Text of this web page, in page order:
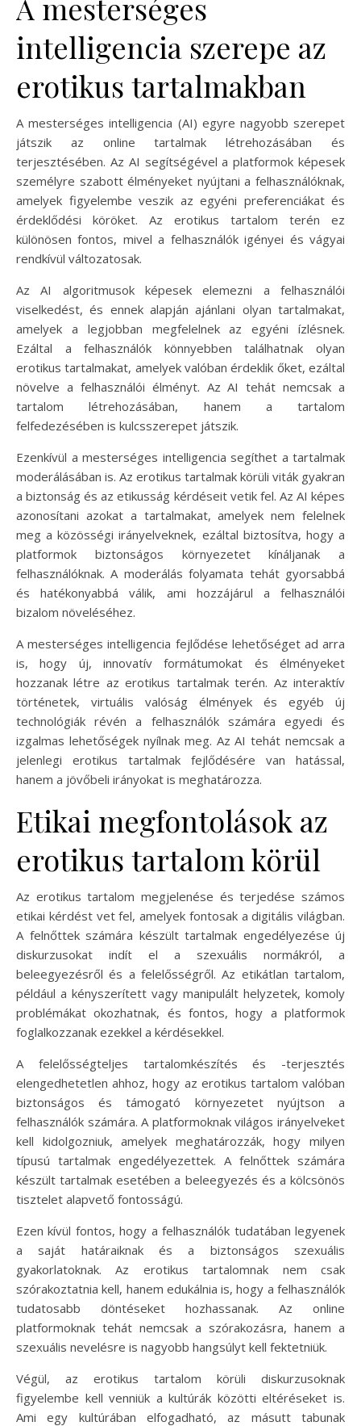
A mesterséges
intelligencia szerepe az
erotikus tartalmakban
A mesterséges intelligencia (AI) egyre nagyobb szerepet
játszik az online tartalmak létrehozásában és
terjesztésében. Az AI segítségével a platformok képesek
személyre szabott élményeket nyújtani a felhasználóknak,
amelyek figyelembe veszik az egyéni preferenciákat és
érdeklődési köröket. Az erotikus tartalom terén ez
különösen fontos, mivel a felhasználók igényei és vágyai
rendkívül változatosak.
Az AI algoritmusok képesek elemezni a felhasználói
viselkedést, és ennek alapján ajánlani olyan tartalmakat,
amelyek a legjobban megfelelnek az egyéni ízlésnek.
Ezáltal a felhasználók könnyebben találhatnak olyan
erotikus tartalmakat, amelyek valóban érdeklik őket, ezáltal
növelve a felhasználói élményt. Az AI tehát nemcsak a
tartalom létrehozásában, hanem a tartalom
felfedezésében is kulcsszerepet játszik.
Ezenkívül a mesterséges intelligencia segíthet a tartalmak
moderálásában is. Az erotikus tartalmak körüli viták gyakran
a biztonság és az etikusság kérdéseit vetik fel. Az AI képes
azonosítani azokat a tartalmakat, amelyek nem felelnek
meg a közösségi irányelveknek, ezáltal biztosítva, hogy a
platformok biztonságos környezetet kínáljanak a
felhasználóknak. A moderálás folyamata tehát gyorsabbá
és hatékonyabbá válik, ami hozzájárul a felhasználói
bizalom növeléséhez.
A mesterséges intelligencia fejlődése lehetőséget ad arra
is, hogy új, innovatív formátumokat és élményeket
hozzanak létre az erotikus tartalmak terén. Az interaktív
történetek, virtuális valóság élmények és egyéb új
technológiák révén a felhasználók számára egyedi és
izgalmas lehetőségek nyílnak meg. Az AI tehát nemcsak a
jelenlegi erotikus tartalmak fejlődésére van hatással,
hanem a jövőbeli irányokat is meghatározza.
Etikai megfontolások az
erotikus tartalom körül
Az erotikus tartalom megjelenése és terjedése számos
etikai kérdést vet fel, amelyek fontosak a digitális világban.
A felnőttek számára készült tartalmak engedélyezése új
diskurzusokat indít el a szexuális normákról, a
beleegyezésről és a felelősségről. Az etikátlan tartalom,
például a kényszerített vagy manipulált helyzetek, komoly
problémákat okozhatnak, és fontos, hogy a platformok
foglalkozzanak ezekkel a kérdésekkel.
A felelősségteljes tartalomkészítés és -terjesztés
elengedhetetlen ahhoz, hogy az erotikus tartalom valóban
biztonságos és támogató környezetet nyújtson a
felhasználók számára. A platformoknak világos irányelveket
kell kidolgozniuk, amelyek meghatározzák, hogy milyen
típusú tartalmak engedélyezettek. A felnőttek számára
készült tartalmak esetében a beleegyezés és a kölcsönös
tisztelet alapvető fontosságú.
Ezen kívül fontos, hogy a felhasználók tudatában legyenek
a saját határaiknak és a biztonságos szexuális
gyakorlatoknak. Az erotikus tartalomnak nem csak
szórakoztatnia kell, hanem edukálnia is, hogy a felhasználók
tudatosabb döntéseket hozhassanak. Az online
platformoknak tehát nemcsak a szórakozásra, hanem a
szexuális nevelésre is nagyobb hangsúlyt kell fektetniük.
Végül, az erotikus tartalom körüli diskurzusoknak
figyelembe kell venniük a kultúrák közötti eltéréseket is.
Ami egy kultúrában elfogadható, az másutt tabunak